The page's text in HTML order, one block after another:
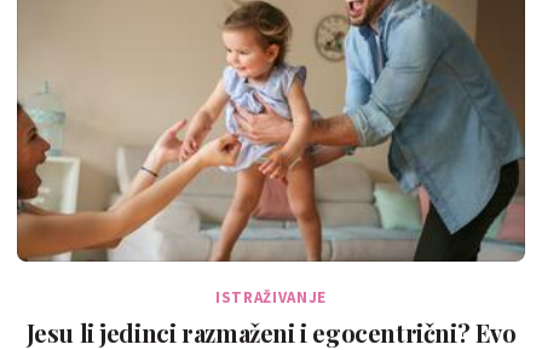
ISTRAŽIVANJE
Jesu li jedinci razmaženi i egocentrični? Evo